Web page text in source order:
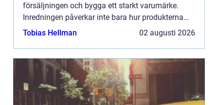
försäljningen och bygga ett starkt varumärke.
Inredningen påverkar inte bara hur produkterna
exponeras, ...
Tobias Hellman 02 augusti 2026